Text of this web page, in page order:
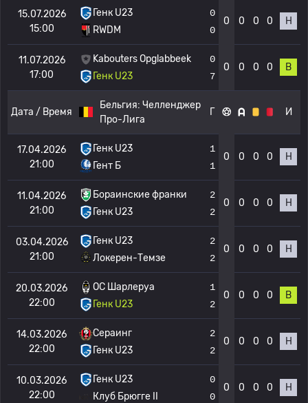
15.07.2026
15:00
Генк U23
RWDM
0
0
0 0 0 0 Н
11.07.2026
17:00
Kabouters Opglabbeek
Генк U23
0
7
0 0 0 0 В
Дата / Время
Бельгия: Челленджер
Про-Лига
Г И
17.04.2026
21:00
Генк U23
Гент Б
1
1
0 0 0 0 Н
11.04.2026
21:00
Бораинские франки
Генк U23
2
2
0 0 0 0 Н
03.04.2026
21:00
Генк U23
Локерен-Темзе
2
2
0 0 0 0 Н
20.03.2026
22:00
OC Шарлеруа
Генк U23
1
2
0 0 0 0 В
14.03.2026
22:00
Сераинг
Генк U23
2
2
0 0 0 0 Н
10.03.2026
22:00
Генк U23
Клуб Брюгге II
0
0
0 0 0 0 Н